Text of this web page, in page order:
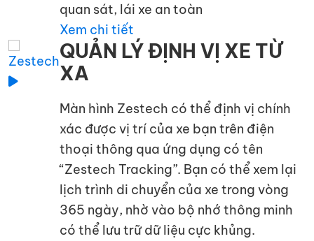
quan sát, lái xe an toàn
Xem chi tiết
QUẢN LÝ ĐỊNH VỊ XE TỪ
XA
Màn hình Zestech có thể định vị chính
xác được vị trí của xe bạn trên điện
thoại thông qua ứng dụng có tên
“Zestech Tracking”. Bạn có thể xem lại
lịch trình di chuyển của xe trong vòng
365 ngày, nhờ vào bộ nhớ thông minh
có thể lưu trữ dữ liệu cực khủng.